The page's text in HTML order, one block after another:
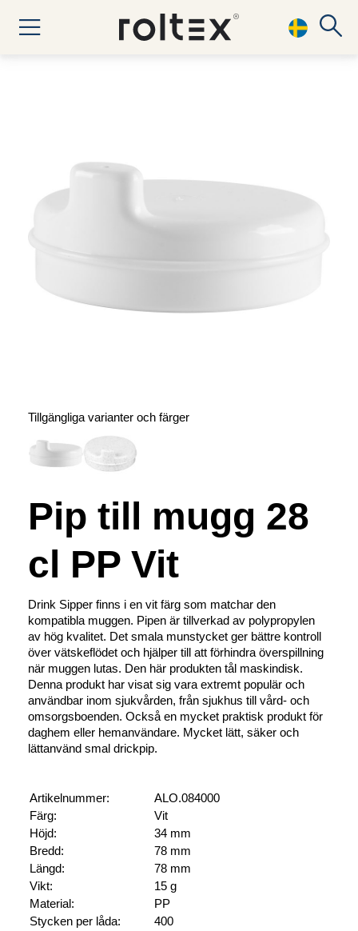
Tillgängliga varianter och färger
Pip till mugg 28
cl PP Vit
Drink Sipper finns i en vit färg som matchar den
kompatibla muggen. Pipen är tillverkad av polypropylen
av hög kvalitet. Det smala munstycket ger bättre kontroll
över vätskeflödet och hjälper till att förhindra överspillning
när muggen lutas. Den här produkten tål maskindisk.
Denna produkt har visat sig vara extremt populär och
användbar inom sjukvården, från sjukhus till vård- och
omsorgsboenden. Också en mycket praktisk produkt för
daghem eller hemanvändare. Mycket lätt, säker och
lättanvänd smal drickpip.
Artikelnummer:
ALO.084000
Färg:
Vit
Höjd:
34 mm
Bredd:
78 mm
Längd:
78 mm
Vikt:
15 g
Material:
PP
Stycken per låda:
400